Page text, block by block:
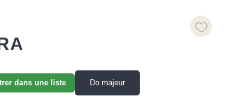
dans une liste Do majeur